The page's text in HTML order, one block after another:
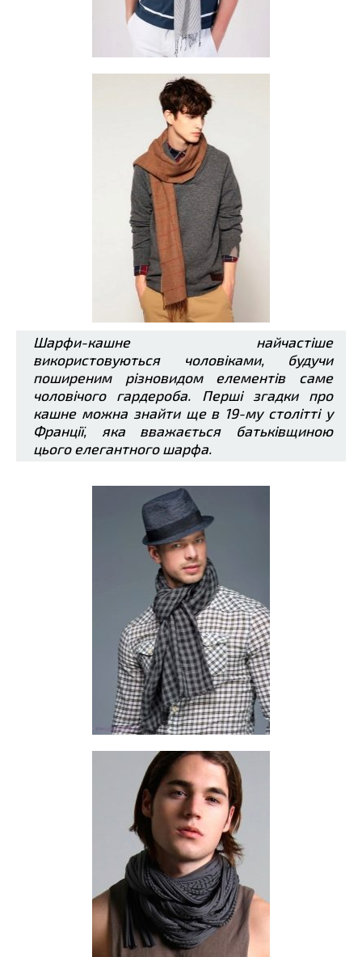
Шарфи-кашне найчастіше
використовуються чоловіками, будучи
поширеним різновидом елементів саме
чоловічого гардероба. Перші згадки про
кашне можна знайти ще в 19-му столітті у
Франції, яка вважається батьківщиною
цього елегантного шарфа.